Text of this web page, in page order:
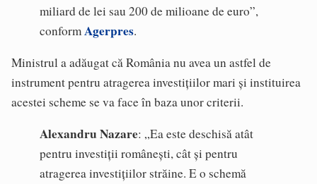
miliard de lei sau 200 de milioane de euro”,
conformAgerpres.
Ministrul a adăugat că România nu avea un astfel de
instrument pentru atragerea investițiilor mari și instituirea
acestei scheme se va face în baza unor criterii.
Alexandru Nazare: „Ea este deschisă atât
pentru investiții românești, cât și pentru
atragerea investițiilor străine. E o schemă